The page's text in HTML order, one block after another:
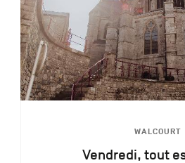
WALCOURT
Vendredi, tout